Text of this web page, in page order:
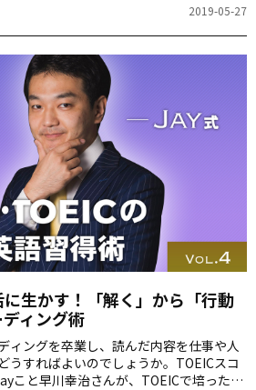
2019-05-27
生かす！「解く」から「行動
ィング術
ィングを卒業し、読んだ内容を仕事や人
うすればよいのでしょうか。TOEICスコ
こと早川幸治さんが、TOEICで培った英